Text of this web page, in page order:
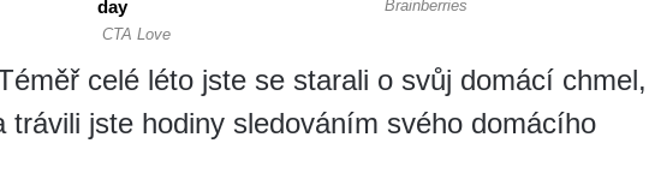
celé léto jste se starali o svůj domácí chmel,
trávili jste hodiny sledováním svého domácího